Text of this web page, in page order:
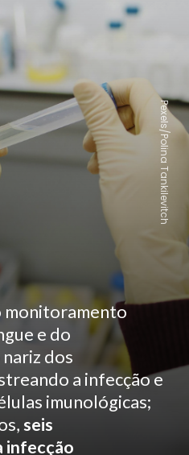
monitoramento
e do
dos
a infecção e
imunológicas;
seis
infecção
Pexels/Polina Tankilevitch